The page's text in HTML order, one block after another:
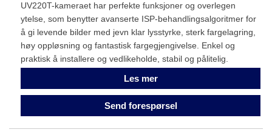
UV220T-kameraet har perfekte funksjoner og overlegen
ytelse, som benytter avanserte ISP-behandlingsalgoritmer for
å gi levende bilder med jevn klar lysstyrke, sterk fargelagring,
høy oppløsning og fantastisk fargegjengivelse. Enkel og
praktisk å installere og vedlikeholde, stabil og pålitelig.
Les mer
Send forespørsel